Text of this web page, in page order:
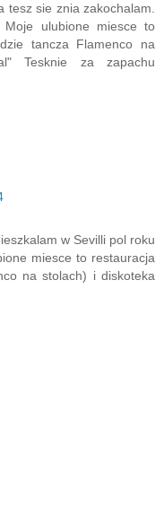
tesz sie znia zakochalam.
ulubione miesce to
tancza Flamenco na
Tesknie za zapachu
w Sevilli pol roku
miesce to restauracja
na stolach) i diskoteka